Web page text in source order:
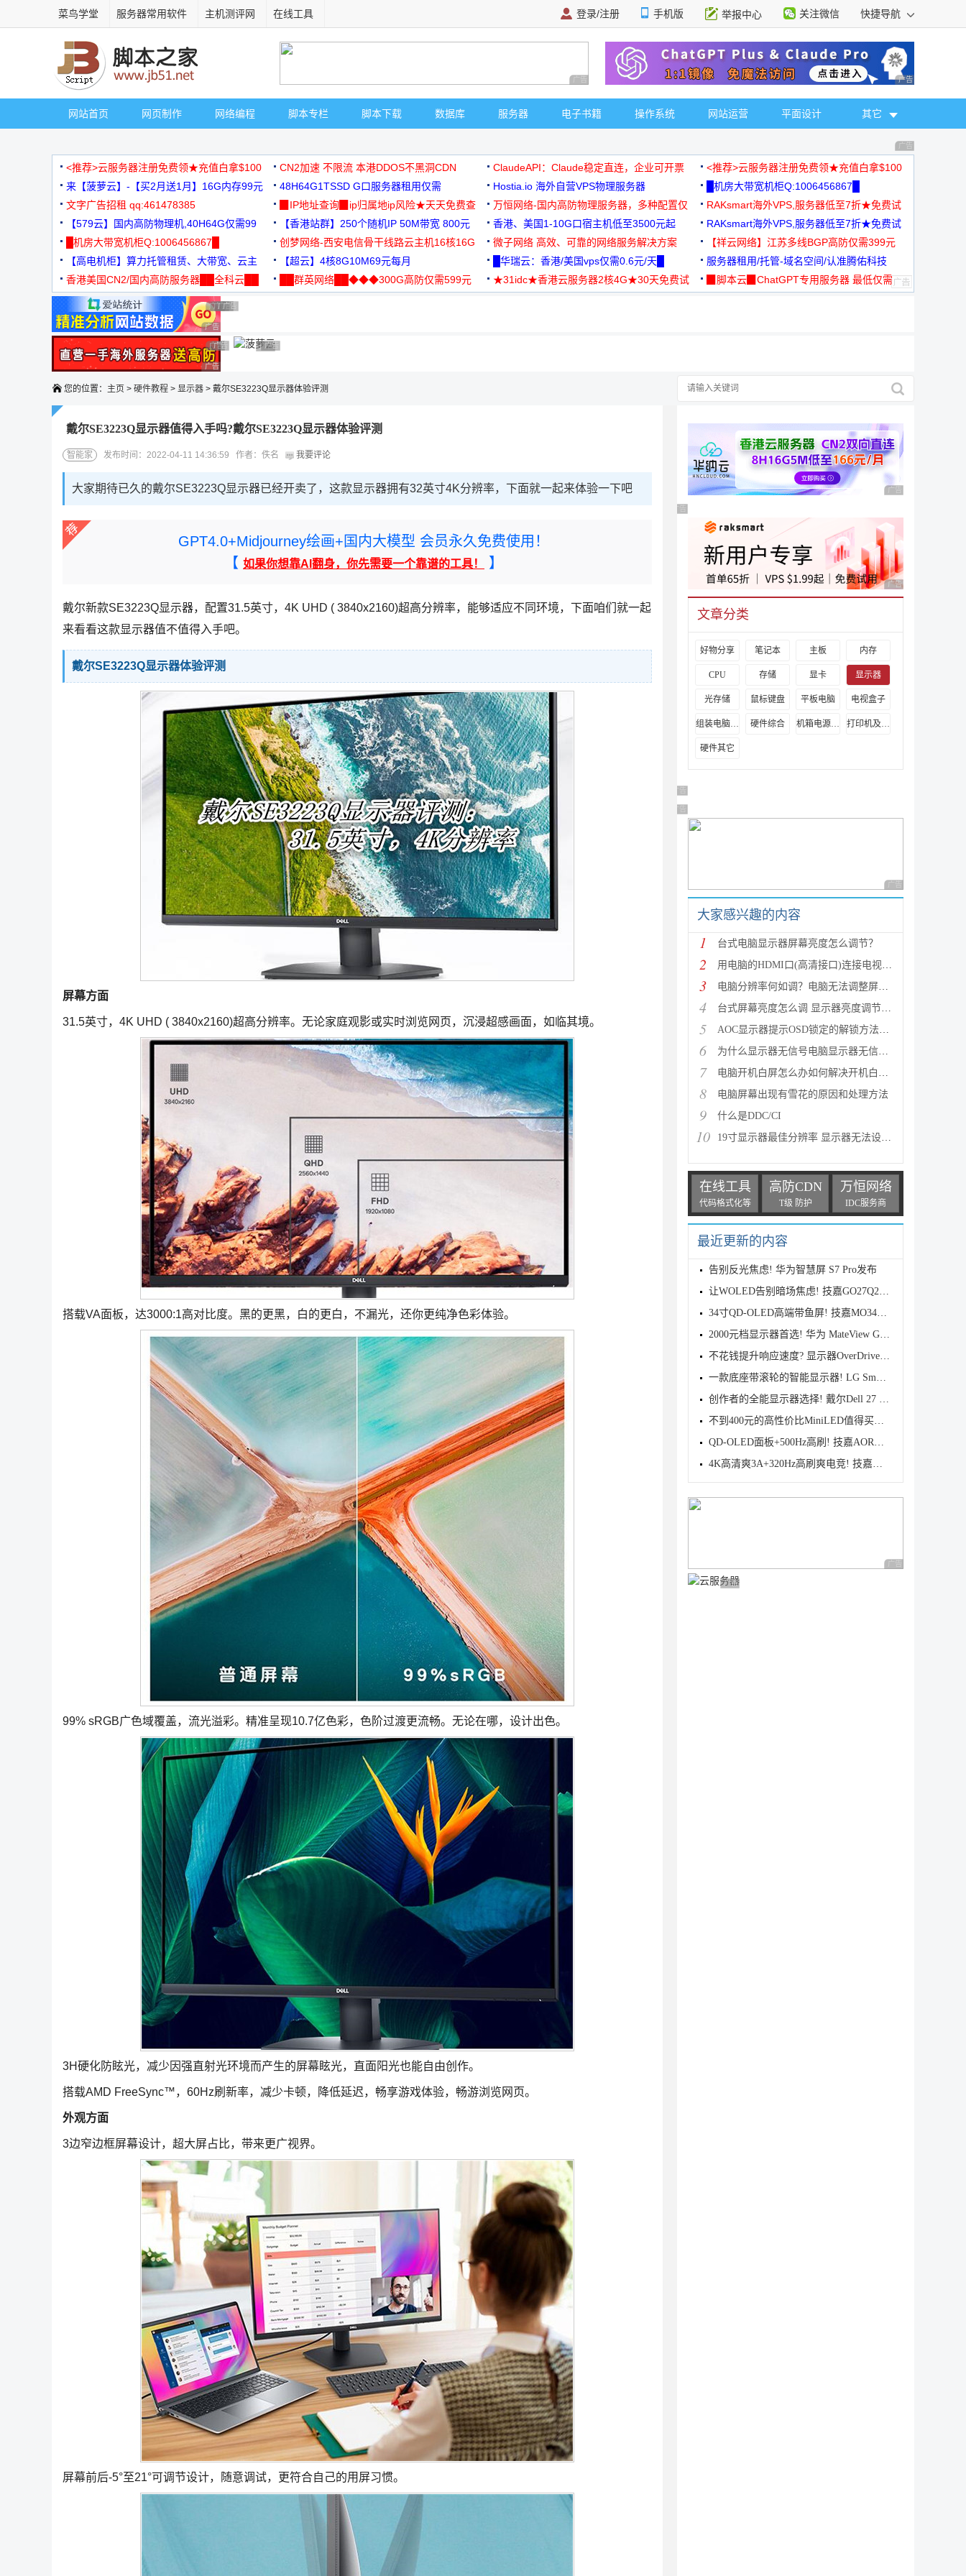
菜鸟学堂 服务器常用软件 主机测评网 在线工具 登录/注册 手机版 举报中心 关注微信 快捷导航
广告 商业广告，理性选择 广告 商业广告，理
网站首页 网页制作 网络编程 脚本专栏 脚本下载 数据库 服务器 电子书籍 操作系统 网站运营 平面设计 其它
广告 商业广告，理
<推荐>云服务器注册免费领★充值白拿$100 CN2加速 不限流 本港DDOS不黑洞CDN ClaudeAPI：Claude稳定直连，企业可开票
<推荐>云服务器注册免费领★充值白拿$100
来【菠萝云】-【买2月送1月】16G内存99元
48H64G1TSSD G口服务器租用仅需
3000+可免费测试
Hostia.io 海外自营VPS物理服务器
█机房大带宽机柜Q:1006456867█
文字广告招租 qq:461478385
▉IP地址查询▉ip归属地ip风险★天天免费查
万恒网络-国内高防物理服务器，多种配置仅
99元/月起
RAKsmart海外VPS,服务器低至7折★免费试
用★
【579云】国内高防物理机,40H64G仅需99
元
【香港站群】250个随机IP 50M带宽 800元 香港、美国1-10G口宿主机低至3500元起
RAKsmart海外VPS,服务器低至7折★免费试
用★
█机房大带宽机柜Q:1006456867█
创梦网络-西安电信骨干线路云主机16核16G
88元/月
微子网络 高效、可靠的网络服务解决方案
【祥云网络】江苏多线BGP高防仅需399元
【高电机柜】算力托管租赁、大带宽、云主
机
【超云】4核8G10M69元每月 █华瑞云：香港/美国vps仅需0.6元/天█
服务器租用/托管-域名空间/认准腾佑科技
香港美国CN2/国内高防服务器██全科云██
██群英网络██◆◆◆300G高防仅需599元
★31idc★香港云服务器2核4G★30天免费试
▉脚本云▉ChatGPT专用服务器 最低仅需
广告 商业广告，理性选择
广告 商业广告，理性选择
广告 商业广告，理性选择
广告 商业广告，理性选择
广告 商业广告，理性选择
广告 商业广告，理性选择
广告 商业广告，理性选择
广告 商业广告，理性选择广告 商业广告，理性选择
广告 商业广告，理性选择
您的位置： 主页 > 硬件教程 > 显示器 > 戴尔SE3223Q显示器体验评测
戴尔SE3223Q显示器值得入手吗?戴尔SE3223Q显示器体验评测
智能家 发布时间：2022-04-11 14:36:59 作者：佚名 我要评论
大家期待已久的戴尔SE3223Q显示器已经开卖了，这款显示器拥有32英寸4K分辨率，下面就一起来体验一下吧
GPT4.0+Midjourney绘画+国内大模型 会员永久免费使用！
【 如果你想靠AI翻身，你先需要一个靠谱的工具！ 】
戴尔新款SE3223Q显示器，配置31.5英寸，4K UHD ( 3840x2160)超高分辨率，能够适应不同环境，下面咱们就一起
来看看这款显示器值不值得入手吧。
戴尔SE3223Q显示器体验评测
屏幕方面
31.5英寸，4K UHD ( 3840x2160)超高分辨率。无论家庭观影或实时浏览网页，沉浸超感画面，如临其境。
搭载VA面板，达3000:1高对比度。黑的更黑，白的更白，不漏光，还你更纯净色彩体验。
99% sRGB广色域覆盖，流光溢彩。精准呈现10.7亿色彩，色阶过渡更流畅。无论在哪，设计出色。
3H硬化防眩光，减少因强直射光环境而产生的屏幕眩光，直面阳光也能自由创作。
搭载AMD FreeSync™，60Hz刷新率，减少卡顿，降低延迟，畅享游戏体验，畅游浏览网页。
外观方面
3边窄边框屏幕设计，超大屏占比，带来更广视界。
屏幕前后-5°至21°可调节设计，随意调试，更符合自己的用屏习惯。
广告 商业广告，理性
广告 商业广告，理性选择
广告 商业广告，理性
文章分类
好物分享 笔记本 主板 内存
CPU 存储 显卡 显示器
光存储 鼠标键盘 平板电脑 电视盒子
组装电脑教程 硬件综合 机箱电源及散热器 打印机及其它外设
硬件其它
广告 商业广告，理性选择
广告 商业广告，理性选择
广告 商业广告，理性
大家感兴趣的内容
1 台式电脑显示器屏幕亮度怎么调节？
2 用电脑的HDMI口(高清接口)连接电视机的详细方法(图文
3 电脑分辨率何如调？电脑无法调整屏幕分辨率怎么办？
4 台式屏幕亮度怎么调 显示器亮度调节方法
5 AOC显示器提示OSD锁定的解锁方法分享
6 为什么显示器无信号电脑显示器无信号的解决办法
7 电脑开机白屏怎么办如何解决开机白屏的问题
8 电脑屏幕出现有雪花的原因和处理方法
9 什么是DDC/CI
10 19寸显示器最佳分辨率 显示器无法设置1440*900的分辨
在线工具
代码格式化等
高防CDN
T级 防护
万恒网络
IDC服务商
最近更新的内容
告别反光焦虑! 华为智慧屏 S7 Pro发布
让WOLED告别暗场焦虑! 技嘉GO27Q24G显示器全面评测
34寸QD-OLED高端带鱼屏! 技嘉MO34WQC36电竞显示器测评
2000元档显示器首选! 华为 MateView GT 显示器优缺点
不花钱提升响应速度? 显示器OverDrive这个功能用了更
一款底座带滚轮的智能显示器! LG Smart Monitor Swing
创作者的全能显示器选择! 戴尔Dell 27 Plus QHD显示器
不到400元的高性价比MiniLED值得买吗? 雷鸟F5 23.8英
QD-OLED面板+500Hz高刷! 技嘉AORUS FO27Q5P电竞显示器
4K高清爽3A+320Hz高刷爽电竞! 技嘉M27UP双模显示器深
广告 商业广告，理性
广告 商业广告，理性选择